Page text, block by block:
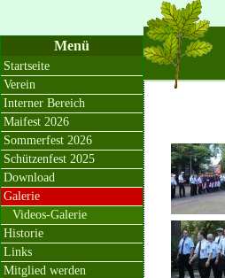
Menü
Startseite
Verein
Interner Bereich
Maifest 2026
Sommerfest 2026
Schützenfest 2025
Download
Galerie
Videos-Galerie
Historie
Links
Mitglied werden